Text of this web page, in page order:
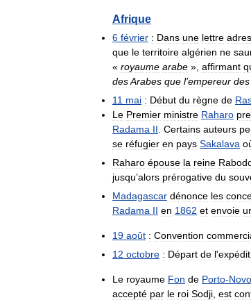
Afrique
6 février : Dans une lettre
que le territoire algérien ne
« royaume arabe », affirmant
desArabes que l’empereur des
11 mai : Début du règne de
Le Premier ministre Raharo
Radama II Certains auteurs
se réfugier en pays Sakalava
Raharo épouse la reine
jusqu’alors prérogative du
Madagascar dénonce les
Radama II en 1862 et envoie
19 août : Convention
12 octobre : Départ de l'
Le royaume Fon de Porto-Novo
accepté par le roi Sodji est